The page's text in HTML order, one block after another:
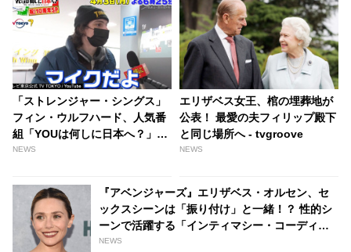
「ストレンジャー・シングス」
フィン・ウルフハード、人気番
組「YOUは何しに日本へ？」に
出演！ 「日本が一番好きで…」
も驚がく「マイクじゃん！！」
- tvgroove
NEWS
エリザベス女王、棺の埋葬地が
公表！ 最愛の夫フィリップ殿下
と同じ場所へ - tvgroove
NEWS
『アベンジャーズ』エリザベス・オルセン、セ
ックスシーンは「振り付け」と一緒！？ 性的シ
ーンで活躍する「インティマシー・コーディネ
ーター」の重要性についても語る - tvgroove
NEWS